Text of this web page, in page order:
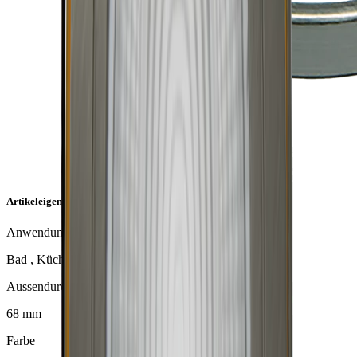
Artikeleigenschaften
Anwendung
Bad , Küche
Aussendurchmesser
68 mm
Farbe